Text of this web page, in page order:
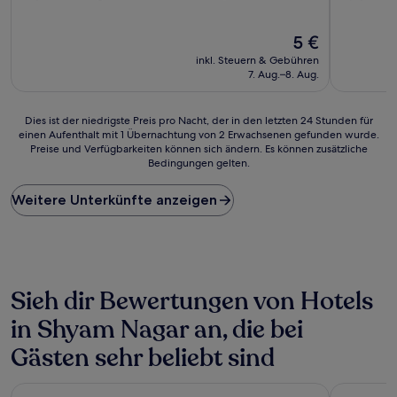
Der
Preis
beträgt
5 €
inkl. Steuern & Gebühren
7. Aug.–8. Aug.
Dies
ist
Preis
pro
Nacht,
24 Stunden
für
einen
Aufenthalt
mit
Dies ist der niedrigste Preis pro Nacht, der in den letzten 24 Stunden für
einen Aufenthalt mit 1 Übernachtung von 2 Erwachsenen gefunden wurde.
Preise und Verfügbarkeiten können sich ändern. Es können zusätzliche
Bedingungen gelten.
Weitere Unterkünfte anzeigen
Sieh dir Bewertungen von Hotels
in Shyam Nagar an, die bei
Gästen sehr beliebt sind